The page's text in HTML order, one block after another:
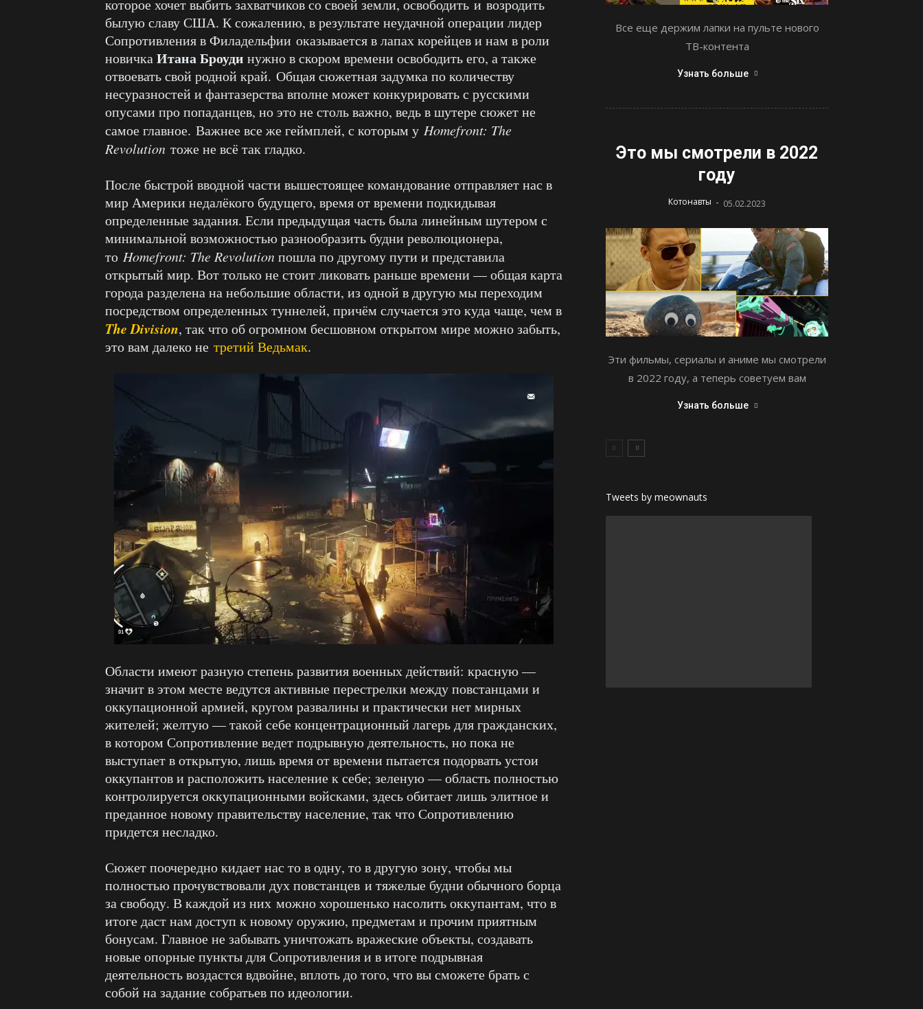
которое хочет выбить захватчиков со своей земли, освободить и возродить
былую славу США. К сожалению, в результате неудачной операции лидер
Сопротивления в Филадельфии оказывается в лапах корейцев и нам в роли
новичкаИтана Броуди нужно в скором времени освободить его, а также
отвоевать свой родной край. Общая сюжетная задумка по количеству
несуразностей и фантазерства вполне может конкурировать с русскими
опусами про попаданцев, но это не столь важно, ведь в шутере сюжет не
самое главное. Важнее все же геймплей, с которым у Homefront: The
Revolution тоже не всё так гладко.
После быстрой вводной части вышестоящее командование отправляет нас в
мир Америки недалёкого будущего, время от времени подкидывая
определенные задания. Если предыдущая часть была линейным шутером с
минимальной возможностью разнообразить будни революционера,
то Homefront: The Revolutionпошла по другому пути и представила
открытый мир. Вот только не стоит ликовать раньше времени — общая карта
города разделена на небольшие области, из одной в другую мы переходим
посредством определенных туннелей, причём случается это куда чаще, чем в
The Division, так что об огромном бесшовном открытом мире можно забыть,
это вам далеко не третий Ведьмак.
Области имеют разную степень развития военных действий: красную —
значит в этом месте ведутся активные перестрелки между повстанцами и
оккупационной армией, кругом развалины и практически нет мирных
жителей; желтую — такой себе концентрационный лагерь для гражданских,
в котором Сопротивление ведет подрывную деятельность, но пока не
выступает в открытую, лишь время от времени пытается подорвать устои
оккупантов и расположить население к себе; зеленую — область полностью
контролируется оккупационными войсками, здесь обитает лишь элитное и
преданное новому правительству население, так что Сопротивлению
придется несладко.
Сюжет поочередно кидает нас то в одну, то в другую зону, чтобы мы
полностью прочувствовали дух повстанцев и тяжелые будни обычного борца
за свободу. В каждой из них можно хорошенько насолить оккупантам, что в
итоге даст нам доступ к новому оружию, предметам и прочим приятным
бонусам. Главное не забывать уничтожать вражеские объекты, создавать
новые опорные пункты для Сопротивления и в итоге подрывная
деятельность воздастся вдвойне, вплоть до того, что вы сможете брать с
собой на задание собратьев по идеологии.
Все еще держим лапки на пульте нового
ТВ-контента
Узнать больше
Это мы смотрели в 2022
году
Котонавты - 05.02.2023
Эти фильмы, сериалы и аниме мы смотрели
в 2022 году, а теперь советуем вам
Узнать больше
Tweets by meownauts